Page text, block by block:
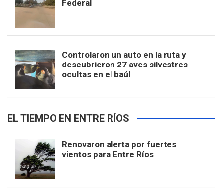
Federal
Controlaron un auto en la ruta y
descubrieron 27 aves silvestres
ocultas en el baúl
EL TIEMPO EN ENTRE RÍOS
Renovaron alerta por fuertes
vientos para Entre Ríos